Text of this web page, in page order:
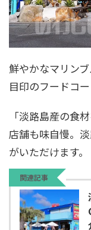
鮮やかなマリン
目印のフードコー
「淡路島産の食
店舗も味自慢。
がいただけます。
関連記事